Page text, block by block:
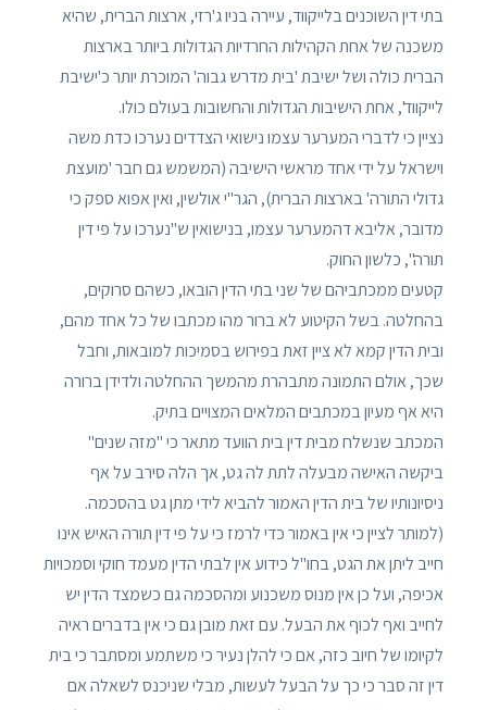
בתי דין השוכנים בלייקווד, עיירה בניו ג'רזי, ארצות הברית, שהיא
משכנה של אחת הקהילות החרדיות הגדולות ביותר בארצות
הברית כולה ושל ישיבת 'בית מדרש גבוה' המוכרת יותר כ'ישיבת
לייקווד', אחת הישיבות הגדולות והחשובות בעולם כולו.
נציין כי לדברי המערער עצמו נישואי הצדדים נערכו כדת משה
וישראל על ידי אחד מראשי הישיבה (המשמש גם חבר 'מועצת
גדולי התורה' בארצות הברית), הגר"י אולשין, ואין אפוא ספק כי
מדובר, אליבא דהמערער עצמו, בנישואין ש"נערכו על פי דין
תורה", כלשון החוק.
קטעים ממכתביהם של שני בתי הדין הובאו, כשהם סרוקים,
בהחלטה. בשל הקיטוע לא ברור מהו מכתבו של כל אחד מהם,
ובית הדין קמא לא ציין זאת בפירוש בסמיכות למובאות, וחבל
שכך, אולם התמונה מתבהרת מהמשך ההחלטה ולדידן ברורה
היא אף מעיון במכתבים המלאים המצויים בתיק.
המכתב שנשלח מבית דין בית הוועד מתאר כי "מזה שנים"
ביקשה האישה מבעלה לתת לה גט, אך הלה סירב על אף
ניסיונותיו של בית הדין האמור להביא לידי מתן גט בהסכמה.
(למותר לציין כי אין באמור כדי לרמז כי על פי דין תורה האיש אינו
חייב ליתן את הגט, בחו"ל כידוע אין לבתי הדין מעמד חוקי וסמכויות
אכיפה, ועל כן אין מנוס משכנוע ומהסכמה גם כשמצד הדין יש
לחייב ואף לכוף את הבעל. עם זאת מובן גם כי אין בדברים ראיה
לקיומו של חיוב כזה, אם כי להלן נעיר כי משתמע ומסתבר כי בית
דין זה סבר כי כך על הבעל לעשות, מבלי שניכנס לשאלה אם